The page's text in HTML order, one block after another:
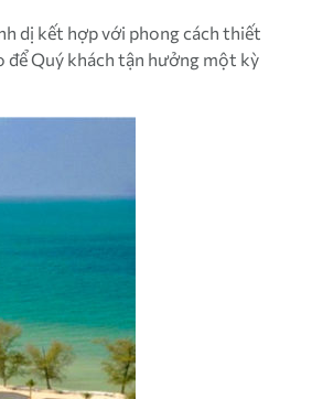
dị kết hợp với phong cách thiết
để Quý khách tận hưởng một kỳ